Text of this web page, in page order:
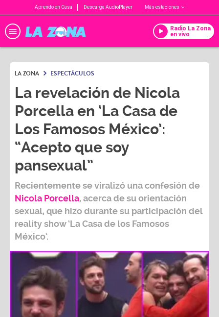
Aprendo en Casa Descarga AudioPlayer Más estaciones
Radio La Zona
en vivo
LA ZONA ESPECTÁCULOS
La revelación de Nicola
Porcella en ‘La Casa de
Los Famosos México’:
“Acepto que soy
pansexual”
Recientemente se viralizó una confesión de
Nicola Porcella, acerca de su orientación
sexual, que hizo durante su participación del
reality show‘La Casa de los Famosos
México’.